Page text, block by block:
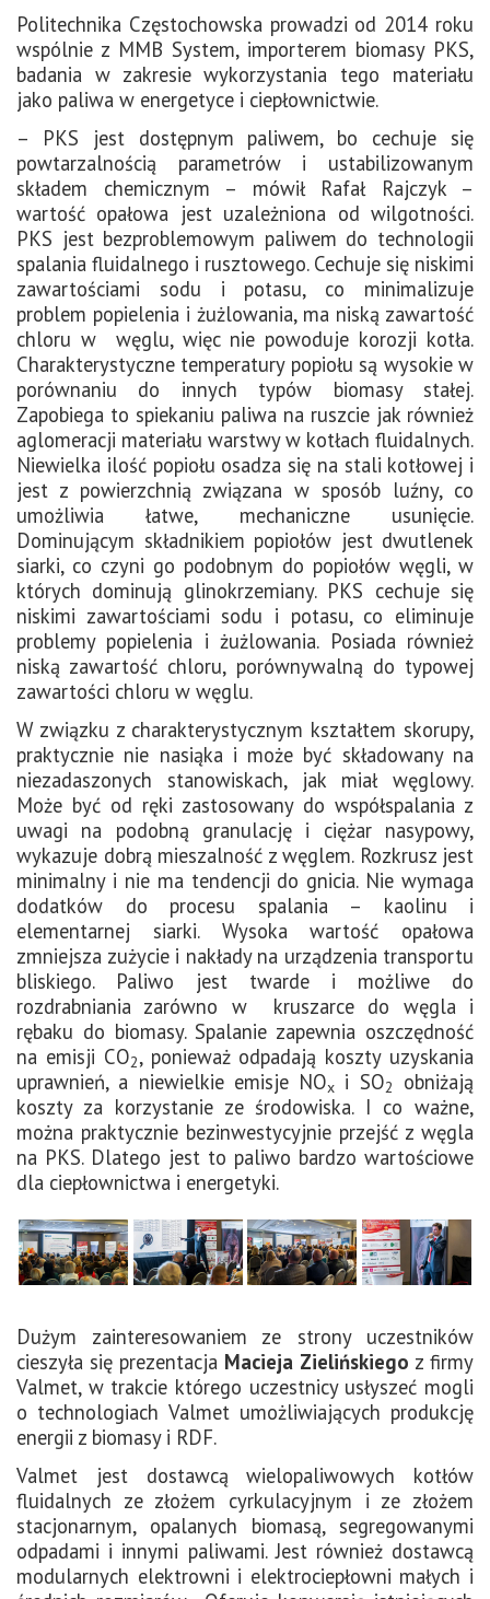
Politechnika Częstochowska prowadzi od 2014 roku
wspólnie z MMB System, importerem biomasy PKS,
badania w zakresie wykorzystania tego materiału
jako paliwa w energetyce i ciepłownictwie.
– PKS jest dostępnym paliwem, bo cechuje się
powtarzalnością parametrów i ustabilizowanym
składem chemicznym – mówił Rafał Rajczyk –
wartość opałowa jest uzależniona od wilgotności.
PKS jest bezproblemowym paliwem do technologii
spalania fluidalnego i rusztowego. Cechuje się niskimi
zawartościami sodu i potasu, co minimalizuje
problem popielenia i żużlowania, ma niską zawartość
chloru w węglu, więc nie powoduje korozji kotła.
Charakterystyczne temperatury popiołu są wysokie w
porównaniu do innych typów biomasy stałej.
Zapobiega to spiekaniu paliwa na ruszcie jak również
aglomeracji materiału warstwy w kotłach fluidalnych.
Niewielka ilość popiołu osadza się na stali kotłowej i
jest z powierzchnią związana w sposób luźny, co
umożliwia łatwe, mechaniczne usunięcie.
Dominującym składnikiem popiołów jest dwutlenek
siarki, co czyni go podobnym do popiołów węgli, w
których dominują glinokrzemiany. PKS cechuje się
niskimi zawartościami sodu i potasu, co eliminuje
problemy popielenia i żużlowania. Posiada również
niską zawartość chloru, porównywalną do typowej
zawartości chloru w węglu.
W związku z charakterystycznym kształtem skorupy,
praktycznie nie nasiąka i może być składowany na
niezadaszonych stanowiskach, jak miał węglowy.
Może być od ręki zastosowany do współspalania z
uwagi na podobną granulację i ciężar nasypowy,
wykazuje dobrą mieszalność z węglem. Rozkrusz jest
minimalny i nie ma tendencji do gnicia. Nie wymaga
dodatków do procesu spalania – kaolinu i
elementarnej siarki. Wysoka wartość opałowa
zmniejsza zużycie i nakłady na urządzenia transportu
bliskiego. Paliwo jest twarde i możliwe do
rozdrabniania zarówno w kruszarce do węgla i
rębaku do biomasy. Spalanie zapewnia oszczędność
na emisji CO2, ponieważ odpadają koszty uzyskania
uprawnień, a niewielkie emisje NOx i SO2
obniżają
koszty za korzystanie ze środowiska. I co ważne,
można praktycznie bezinwestycyjnie przejść z węgla
na PKS. Dlatego jest to paliwo bardzo wartościowe
dla ciepłownictwa i energetyki.
Dużym zainteresowaniem ze strony uczestników
cieszyła się prezentacja Macieja Zielińskiego z firmy
Valmet, w trakcie którego uczestnicy usłyszeć mogli
o technologiach Valmet umożliwiających produkcję
energii z biomasy i RDF.
Valmet jest dostawcą wielopaliwowych kotłów
fluidalnych ze złożem cyrkulacyjnym i ze złożem
stacjonarnym, opalanych biomasą, segregowanymi
odpadami i innymi paliwami. Jest również dostawcą
modularnych elektrowni i elektrociepłowni małych i